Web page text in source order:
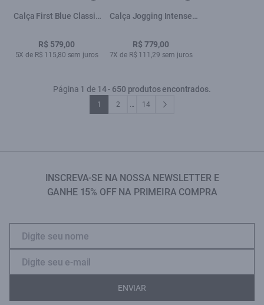
Calça First Blue Classic
R$ 579,00
5X de R$ 115,80 sem juros
Calça Jogging Intense
Tie Dye
R$ 779,00
7X de R$ 111,29 sem juros
Página 1 de 14- 650 produtos encontrados.
1 2 ... 14
INSCREVA-SE NA NOSSA NEWSLETTER E
GANHE 15% OFF NA PRIMEIRA COMPRA
ENVIAR